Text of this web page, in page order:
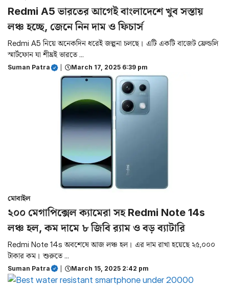
Redmi A5 ভারতের আগেই বাংলাদেশে খুব সস্তায়
লঞ্চ হচ্ছে, জেনে নিন দাম ও ফিচার্স
Redmi A5 নিয়ে অনেকদিন ধরেই জল্পনা চলছে। এটি একটি বাজেট ফ্রেন্ডলি
স্মার্টফোন যা শীঘ্রই ভারতে ...
Suman Patra March 17, 2025 6:39 pm
মোবাইল
২০০ মেগাপিক্সেল ক্যামেরা সহ Redmi Note 14s
লঞ্চ হল, কম দামে ৮ জিবি র‌্যাম ও বড় ব্যাটারি
Redmi Note 14s অবশেষে আজ লঞ্চ হল। এর দাম রাখা হয়েছে ২৫,০০০
টাকার কম। শুরুতে ...
Suman Patra | March 15, 2025 2:42 pm